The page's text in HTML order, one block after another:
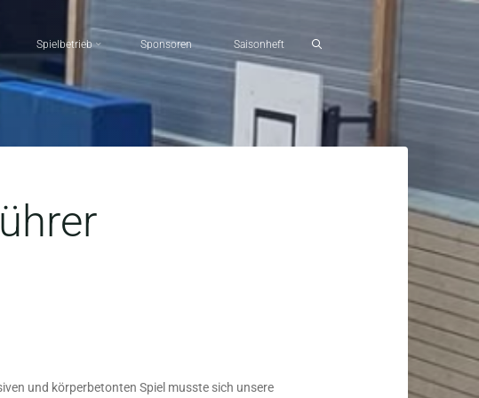
Spielbetrieb Sponsoren Saisonheft
und körperbetonten Spiel musste sich unsere